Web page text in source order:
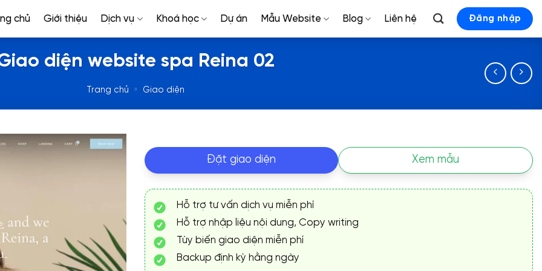
chủ Giới thiệu Dịch vụ Khoá học Dự án Mẫu Website Blog Liên hệ Đăng nhập
diện website spa Reina 02
Trang chủ » Giao diện
Đặt giao diện Xem mẫu
Hỗ trợ tư vấn dịch vụ miễn phí
Hỗ trợ nhập liệu nội dung, Copy writing
Tùy biến giao diện miễn phí
Backup định kỳ hằng ngày